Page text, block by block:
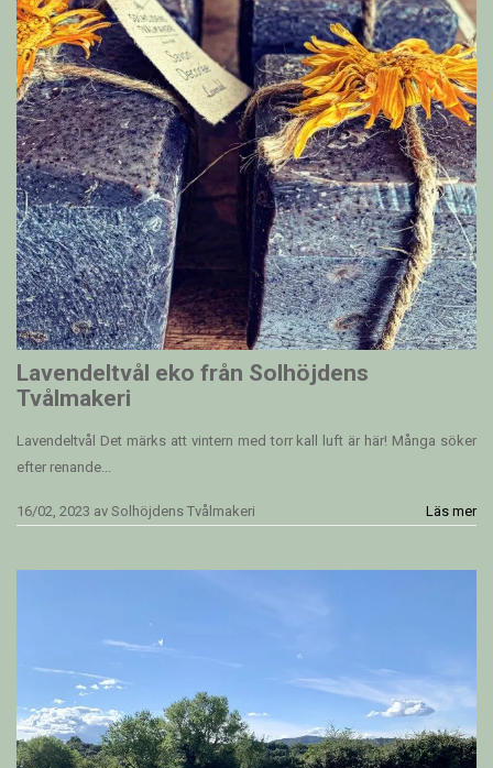
Lavendeltvål eko från Solhöjdens
Tvålmakeri
Lavendeltvål Det märks att vintern med torr kall luft är här! Många söker
efter renande...
16/02, 2023 av Solhöjdens Tvålmakeri Läs mer